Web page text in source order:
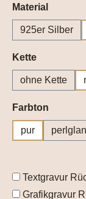
Material
925er Silber
Ketteauswählen
ohne Kette
Farbton
pur
Textgravur
Grafikgravur